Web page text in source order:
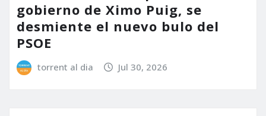
gobierno de Ximo Puig, se
desmiente el nuevo bulo del
PSOE
torrent al dia Jul 30, 2026